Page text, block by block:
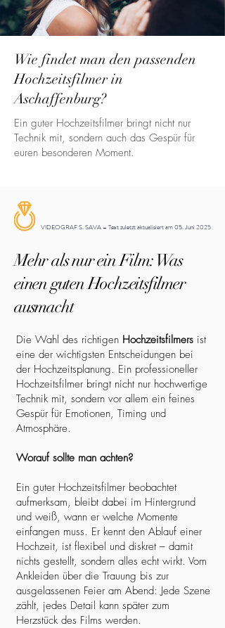
Wie findet man den passenden
Hochzeitsfilmer in
Aschaffenburg?
Ein guter Hochzeitsfilmer bringt nicht nur
Technik mit, sondern auch das Gespür für
euren besonderen Moment.
VIDEOGRAF S. SAVA – Text zuletzt aktualisiert am 05. Juni 2025
Mehr als nur ein Film: Was
einen guten Hochzeitsfilmer
ausmacht
Die Wahl des richtigen Hochzeitsfilmers ist
eine der wichtigsten Entscheidungen bei
der Hochzeitsplanung. Ein professioneller
Hochzeitsfilmer bringt nicht nur hochwertige
Technik mit, sondern vor allem ein feines
Gespür für Emotionen, Timing und
Atmosphäre.
Worauf sollte man achten?
Ein guter Hochzeitsfilmer beobachtet
aufmerksam, bleibt dabei im Hintergrund
und weiß, wann er welche Momente
einfangen muss. Er kennt den Ablauf einer
Hochzeit, ist flexibel und diskret – damit
nichts gestellt, sondern alles echt wirkt. Vom
Ankleiden über die Trauung bis zur
ausgelassenen Feier am Abend: Jede Szene
zählt, jedes Detail kann später zum
Herzstück des Films werden.